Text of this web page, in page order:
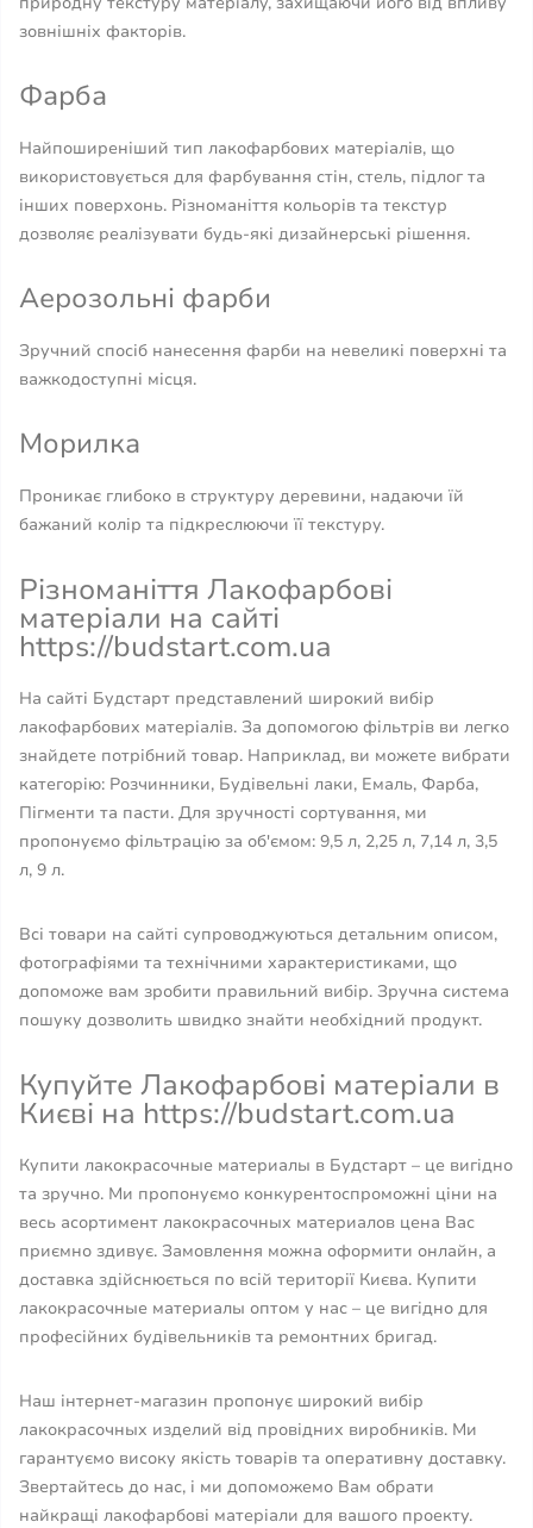
зовнішніх факторів.
Фарба
Найпоширеніший тип лакофарбових матеріалів, що
використовується для фарбування стін, стель, підлог та
інших поверхонь. Різноманіття кольорів та текстур
дозволяє реалізувати будь-які дизайнерські рішення.
Аерозольні фарби
Зручний спосіб нанесення фарби на невеликі поверхні та
важкодоступні місця.
Морилка
Проникає глибоко в структуру деревини, надаючи їй
бажаний колір та підкреслюючи її текстуру.
Різноманіття Лакофарбові
матеріали на сайті
https://budstart.com.ua
На сайті Будстарт представлений широкий вибір
лакофарбових матеріалів. За допомогою фільтрів ви легко
знайдете потрібний товар. Наприклад, ви можете вибрати
категорію: Розчинники, Будівельні лаки, Емаль, Фарба,
Пігменти та пасти. Для зручності сортування, ми
пропонуємо фільтрацію за об'ємом: 9,5 л, 2,25 л, 7,14 л, 3,5
л, 9 л.
Всі товари на сайті супроводжуються детальним описом,
фотографіями та технічними характеристиками, що
допоможе вам зробити правильний вибір. Зручна система
пошуку дозволить швидко знайти необхідний продукт.
Купуйте Лакофарбові матеріали в
Києві на https://budstart.com.ua
Купити лакокрасочные материалы в Будстарт – це вигідно
та зручно. Ми пропонуємо конкурентоспроможні ціни на
весь асортимент лакокрасочных материалов цена Вас
приємно здивує. Замовлення можна оформити онлайн, а
доставка здійснюється по всій території Києва. Купити
лакокрасочные материалы оптом у нас – це вигідно для
професійних будівельників та ремонтних бригад.
Наш інтернет-магазин пропонує широкий вибір
лакокрасочных изделий від провідних виробників. Ми
гарантуємо високу якість товарів та оперативну доставку.
Звертайтесь до нас, і ми допоможемо Вам обрати
найкращі лакофарбові матеріали для вашого проекту.